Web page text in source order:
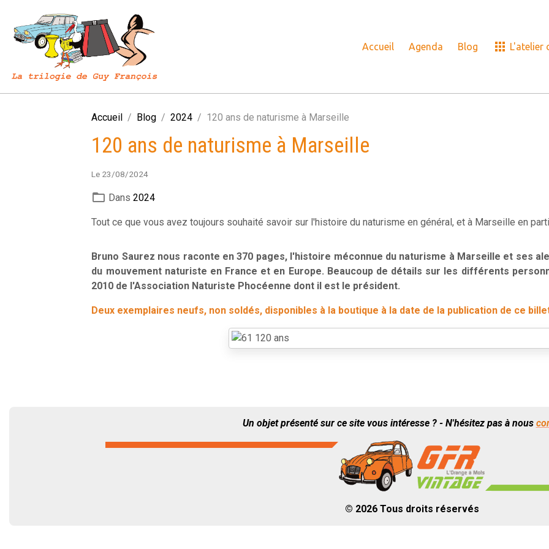
Accueil Agenda Blog L'atelier
Accueil Blog 2024 120 ans de naturisme à Marseille
120 ans de naturisme à Marseille
Le 23/08/2024
Dans2024
Tout ce que vous avez toujours souhaité savoir sur l'histoire du naturisme en général, et à Marseille en
Bruno Saurez nous raconte en 370 pages, l'histoire méconnue du naturisme à Marseille et ses
du mouvement naturiste en France et en Europe. Beaucoup de détails sur les différents
2010 de l'Association Naturiste Phocéenne dont il est le président.
Deux exemplaires neufs, non soldés, disponibles à la boutique à la date de la publication de ce
Un objet présenté sur ce site vous intéresse ? - N'hésitez pas à nous
© 2026 Tous droits réservés